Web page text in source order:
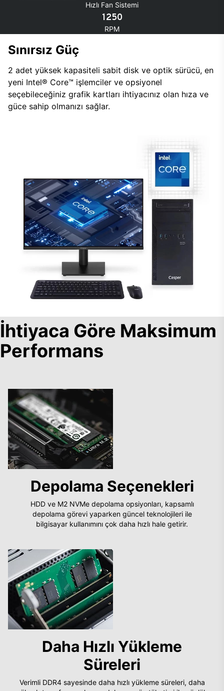
Hızlı Fan Sistemi
1250
RPM
Sınırsız Güç
2 adet yüksek kapasiteli sabit disk ve optik sürücü, en
yeni Intel® Core™ işlemciler ve opsiyonel
seçebileceğiniz grafik kartları ihtiyacınız olan hıza ve
güce sahip olmanızı sağlar.
İhtiyaca Göre Maksimum
Performans
Depolama Seçenekleri
HDD ve M2 NVMe depolama opsiyonları, kapsamlı
depolama görevi yaparken güncel teknolojileri ile
bilgisayar kullanımını çok daha hızlı hale getirir.
Daha Hızlı Yükleme
Süreleri
Verimli DDR4 sayesinde daha hızlı yükleme süreleri, daha